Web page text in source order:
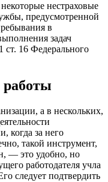
нестраховые
предусмотренной
в
задач
ст. 16 Федерального
работы
а в нескольких,
когда за него
такой инструмент,
— это удобно, но
работодателя учла
следует подтвердить